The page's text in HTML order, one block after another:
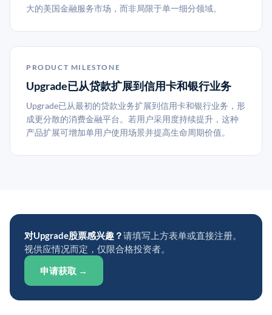
大的美国金融服务市场，而非局限于单一细分领域。
PRODUCT MILESTONE
Upgrade已从贷款扩展到信用卡和银行业务
Upgrade已从最初的贷款业务扩展到信用卡和银行业务，形
成更分散的消费金融平台。若用户采用度持续提升，这种
产品扩展可增加单用户使用场景并提高生命周期价值。
对Upgrade股票感兴趣？请填写上方表单或直接注册。
视供应情况而定，仅限合格投资者。
申请获取 →